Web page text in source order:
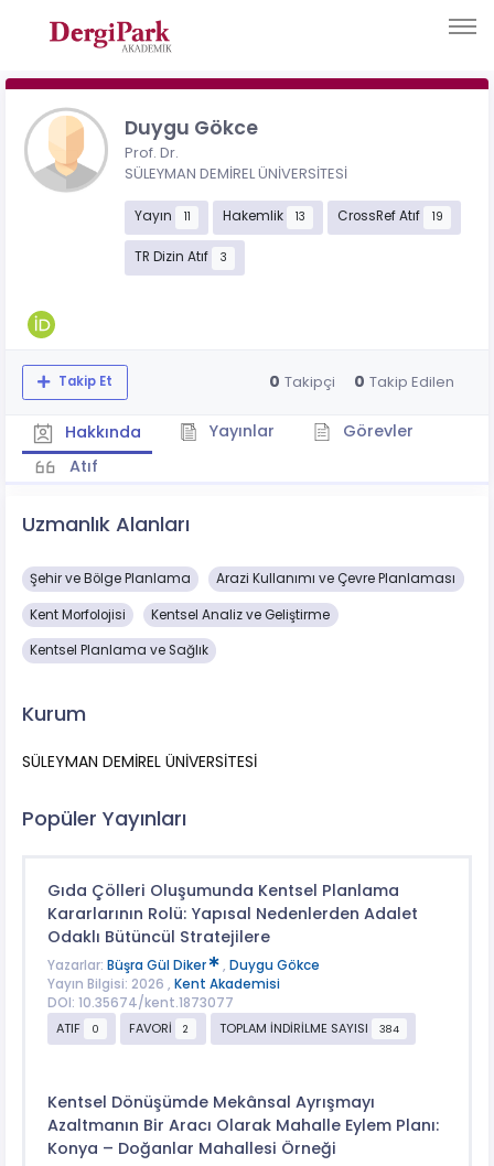
Duygu Gökce
Prof. Dr.
SÜLEYMAN DEMİREL ÜNİVERSİTESİ
Yayın 11 Hakemlik 13 CrossRef Atıf 19
TR Dizin Atıf 3
Takip Et 0 Takipçi 0 Takip Edilen
Hakkında Yayınlar
Görevler
Atıf
Uzmanlık Alanları
Şehir ve Bölge Planlama Arazi Kullanımı ve Çevre Planlaması
Kent Morfolojisi Kentsel Analiz ve Geliştirme
Kentsel Planlama ve Sağlık
Kurum
SÜLEYMAN DEMİREL ÜNİVERSİTESİ
Popüler Yayınları
Gıda Çölleri Oluşumunda Kentsel Planlama
Kararlarının Rolü: Yapısal Nedenlerden Adalet
Odaklı Bütüncül Stratejilere
Yazarlar: Büşra Gül Diker , Duygu Gökce
Yayın Bilgisi: 2026 , Kent Akademisi
DOI: 10.35674/kent.1873077
ATIF
0 FAVORİ 2 TOPLAM İNDİRİLME SAYISI 384
Kentsel Dönüşümde Mekânsal Ayrışmayı
Azaltmanın Bir Aracı Olarak Mahalle Eylem Planı:
Konya – Doğanlar Mahallesi Örneği